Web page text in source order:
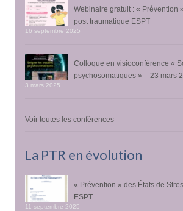
Webinaire gratuit : « Prévention
post traumatique ESPT
16 septembre 2025
Colloque en visioconférence «
psychosomatiques » – 23 mars
3 mars 2025
Voir toutes les conférences
La PTR en évolution
« Prévention » des États de
ESPT
11 septembre 2025